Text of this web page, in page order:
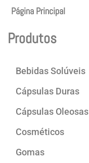
Página Principal
Produtos
Bebidas Solúveis
Cápsulas Duras
Cápsulas Oleosas
Cosméticos
Gomas